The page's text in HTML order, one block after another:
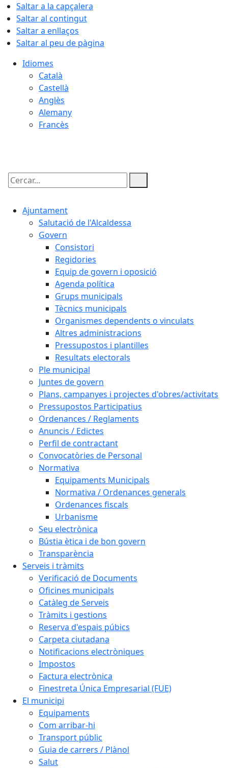
Saltar a la capçalera
Saltar al contingut
Saltar a enllaços
Saltar al peu de pàgina
Idiomes
Català
Castellà
Anglès
Alemany
Francès
Cercar:
Ajuntament
Salutació de l'Alcaldessa
Govern
Consistori
Regidories
Equip de govern i oposició
Agenda política
Grups municipals
Tècnics municipals
Organismes dependents o vinculats
Altres administracions
Pressupostos i plantilles
Resultats electorals
Ple municipal
Juntes de govern
Plans, campanyes i projectes d'obres/activitats
Pressupostos Participatius
Ordenances / Reglaments
Anuncis / Edictes
Perfil de contractant
Convocatòries de Personal
Normativa
Equipaments Municipals
Normativa / Ordenances generals
Ordenances fiscals
Urbanisme
Seu electrònica
Bústia ètica i de bon govern
Transparència
Serveis i tràmits
Verificació de Documents
Oficines municipals
Catàleg de Serveis
Tràmits i gestions
Reserva d'espais púbics
Carpeta ciutadana
Notificacions electròniques
Impostos
Factura electrònica
Finestreta Única Empresarial (FUE)
El municipi
Equipaments
Com arribar-hi
Transport públic
Guia de carrers / Plànol
Salut